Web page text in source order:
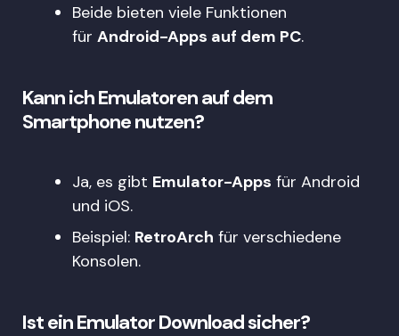
Beide bieten viele Funktionen
für Android-Apps auf dem PC.
Kann ich Emulatoren auf dem
Smartphone nutzen?
Ja, es gibt Emulator-Apps für Android
und iOS.
Beispiel: RetroArch für verschiedene
Konsolen.
Ist ein Emulator Download sicher?